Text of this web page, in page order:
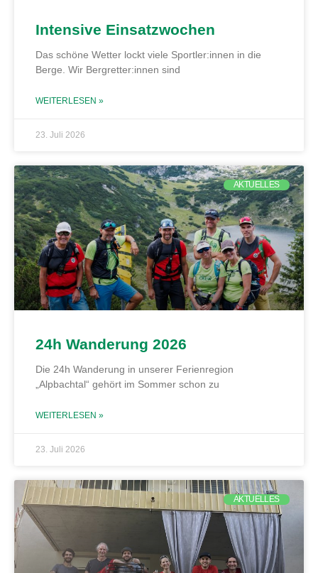
Intensive Einsatzwochen
Das schöne Wetter lockt viele Sportler:innen in die
Berge. Wir Bergretter:innen sind
WEITERLESEN »
23. Juli 2026
AKTUELLES
24h Wanderung 2026
Die 24h Wanderung in unserer Ferienregion
„Alpbachtal“ gehört im Sommer schon zu
WEITERLESEN »
23. Juli 2026
AKTUELLES